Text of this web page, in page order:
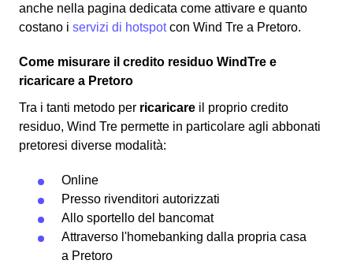
anche nella pagina dedicata come attivare e quanto
costano i servizi di hotspotcon Wind Tre a Pretoro.
Come misurare il credito residuo WindTre e
ricaricare a Pretoro
Tra i tanti metodo per ricaricare il proprio credito
residuo, Wind Tre permette in particolare agli abbonati
pretoresi diverse modalità:
Online
Presso rivenditori autorizzati
Allo sportello del bancomat
Attraverso l'homebanking dalla propria casa
a Pretoro